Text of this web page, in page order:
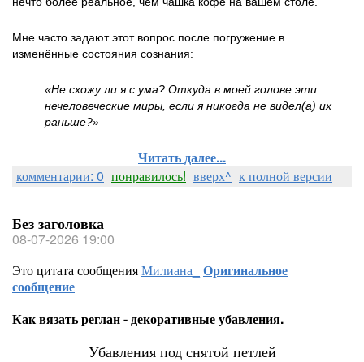
Мне часто задают этот вопрос после погружение в
изменённые состояния сознания:
«Не схожу ли я с ума? Откуда в моей голове эти
нечеловеческие миры, если я никогда не видел(а) их
раньше?»
Читать далее...
комментарии: 0 понравилось! вверх^ к полной версии
Без заголовка
08-07-2026 19:00
Это цитата сообщенияМилиана_ Оригинальное
сообщение
Как вязать реглан - декоративные убавления.
Убавления под снятой петлей